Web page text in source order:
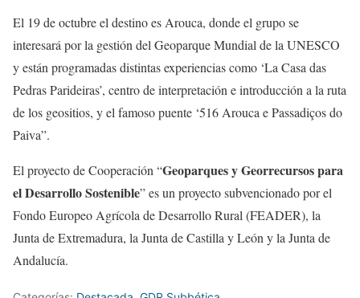
El 19 de octubre el destino es Arouca, donde el grupo se
interesará por la gestión del Geoparque Mundial de la UNESCO
y están programadas distintas experiencias como ‘La Casa das
Pedras Parideiras’, centro de interpretación e introducción a la ruta
de los geositios, y el famoso puente ‘516 Arouca e Passadiços do
Paiva”.
El proyecto de Cooperación “Geoparques y Georrecursos para
el Desarrollo Sostenible” es un proyecto subvencionado por el
Fondo Europeo Agrícola de Desarrollo Rural (FEADER), la
Junta de Extremadura, la Junta de Castilla y León y la Junta de
Andalucía.